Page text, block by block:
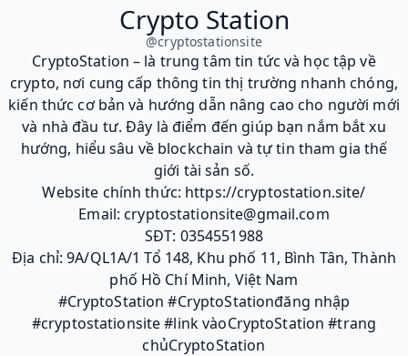
Crypto Station
@cryptostationsite
CryptoStation – là trung tâm tin tức và học tập về
crypto, nơi cung cấp thông tin thị trường nhanh chóng,
kiến thức cơ bản và hướng dẫn nâng cao cho người mới
và nhà đầu tư. Đây là điểm đến giúp bạn nắm bắt xu
hướng, hiểu sâu về blockchain và tự tin tham gia thế
giới tài sản số.
Website chính thức: https://cryptostation.site/
Email: cryptostationsite@gmail.com
SĐT: 0354551988
Địa chỉ: 9A/QL1A/1 Tổ 148, Khu phố 11, Bình Tân, Thành
phố Hồ Chí Minh, Việt Nam
#CryptoStation #CryptoStationđăng nhập
#cryptostationsite #link vàoCryptoStation #trang
chủCryptoStation